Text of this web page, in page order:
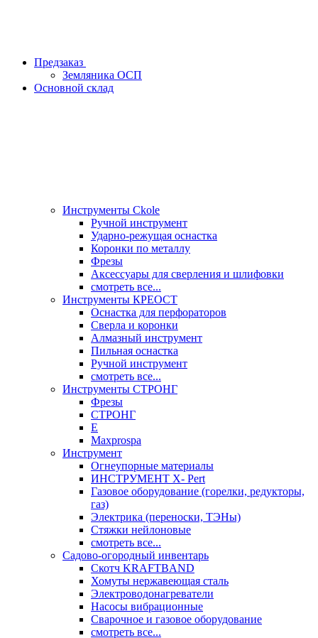
Предзаказ
Земляника ОСП
Основной склад
Инструменты Ckole
Ручной инструмент
Ударно‑режущая оснастка
Коронки по металлу
Фрезы
Аксессуары для сверления и шлифовки
смотреть все...
Инструменты КРЕОСТ
Оснастка для перфораторов
Сверла и коронки
Алмазный инструмент
Пильная оснастка
Ручной инструмент
смотреть все...
Инструменты СТРОНГ
Фрезы
СТРОНГ
Е
Maxprospa
Инструмент
Огнеупорные материалы
ИНСТРУМЕНТ X- Pert
Газовое оборудование (горелки, редукторы,
газ)
Электрика (переноски, ТЭНы)
Стяжки нейлоновые
смотреть все...
Садово-огородный инвентарь
Скотч KRAFTBAND
Хомуты нержавеющая сталь
Электроводонагреватели
Насосы вибрационные
Сварочное и газовое оборудование
смотреть все...